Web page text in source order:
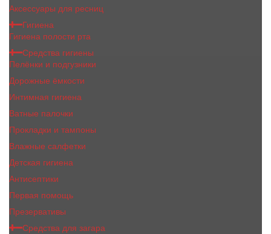
Аксессуары для ресниц
Гигиена
Гигиена полости рта
Средства гигиены
Пелёнки и подгузники
Дорожные ёмкости
Интимная гигиена
Ватные палочки
Прокладки и тампоны
Влажные салфетки
Детская гигиена
Антисептики
Первая помощь
Презервативы
Средства для загара